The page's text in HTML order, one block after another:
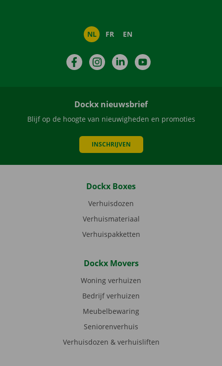
NL FR EN
FacebookInstagramLinkedIn
Dockx nieuwsbrief
Blijf op de hoogte van nieuwigheden en promoties
INSCHRIJVEN
Dockx Boxes
Verhuisdozen
Verhuismateriaal
Verhuispakketten
Dockx Movers
Woning verhuizen
Bedrijf verhuizen
Meubelbewaring
Seniorenverhuis
Verhuisdozen & verhuisliften